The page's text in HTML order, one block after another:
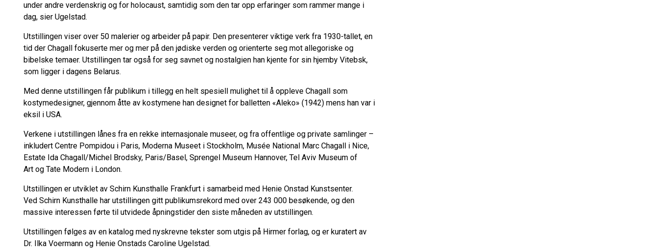
under andre verdenskrig og for holocaust, samtidig som den tar opp erfaringer som rammer mange i
dag, sier Ugelstad.
Utstillingen viser over 50 malerier og arbeider på papir. Den presenterer viktige verk fra 1930-tallet, en
tid der Chagall fokuserte mer og mer på den jødiske verden og orienterte seg mot allegoriske og
bibelske temaer. Utstillingen tar også for seg savnet og nostalgien han kjente for sin hjemby Vitebsk,
som ligger i dagens Belarus.
Med denne utstillingen får publikum i tillegg en helt spesiell mulighet til å oppleve Chagall som
kostymedesigner, gjennom åtte av kostymene han designet for balletten «Aleko» (1942) mens han var i
eksil i USA.
Verkene i utstillingen lånes fra en rekke internasjonale museer, og fra offentlige og private samlinger –
inkludert Centre Pompidou i Paris, Moderna Museet i Stockholm, Musée National Marc Chagall i Nice,
Estate Ida Chagall/Michel Brodsky, Paris/Basel, Sprengel Museum Hannover, Tel Aviv Museum of
Art og Tate Modern i London.
Utstillingen er utviklet av Schirn Kunsthalle Frankfurt i samarbeid med Henie Onstad Kunstsenter.
Ved Schirn Kunsthalle har utstillingen gitt publikumsrekord med over 243 000 besøkende, og den
massive interessen førte til utvidede åpningstider den siste måneden av utstillingen.
Utstillingen følges av en katalog med nyskrevne tekster som utgis på Hirmer forlag, og er kuratert av
Dr. Ilka Voermann og Henie Onstads Caroline Ugelstad.